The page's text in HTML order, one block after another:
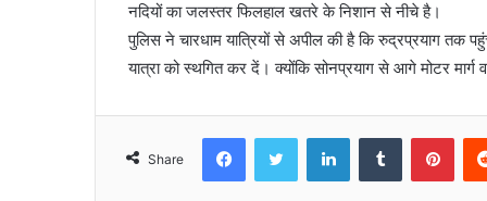
नदियों का जलस्तर फिलहाल खतरे के निशान से नीचे है।
पुलिस ने चारधाम यात्रियों से अपील की है कि रुद्रप्रयाग तक
यात्रा को स्थगित कर दें। क्योंकि सोनप्रयाग से आगे मोटर मार्ग
Share